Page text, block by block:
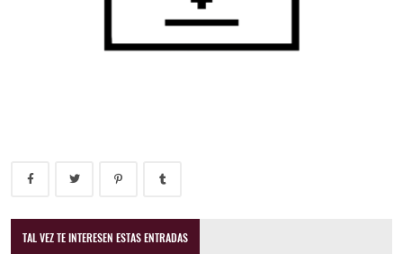
TAL VEZ TE INTERESEN ESTAS ENTRADAS